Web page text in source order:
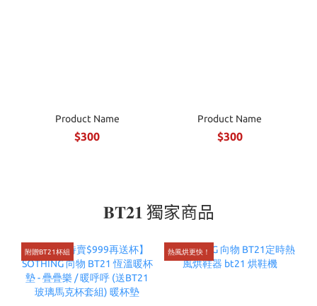
Product Name
$300
Product Name
$300
𝐁𝐓𝟐𝟏 獨家商品
附贈BT21杯組 熱風烘更快！